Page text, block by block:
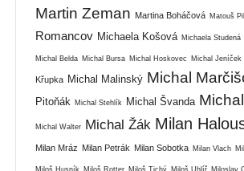
Martin Zeman Martina Boháčová Matouš
Romancov Michaela Košová Michaela Studená
Michal Belda Michal Bursa Michal Hoskovec Michal Jeníček
Křupka Michal Malinský Michal
Pitoňák
Michal Stehlík Michal Švanda
Michal Walter Michal Žák Milan
Milan Mráz Milan Petrák Milan Sobotka Milan Vlach
Miloš Husník Miloš Rotter Miloš Tichý Miloš Uhlíř Miloslav